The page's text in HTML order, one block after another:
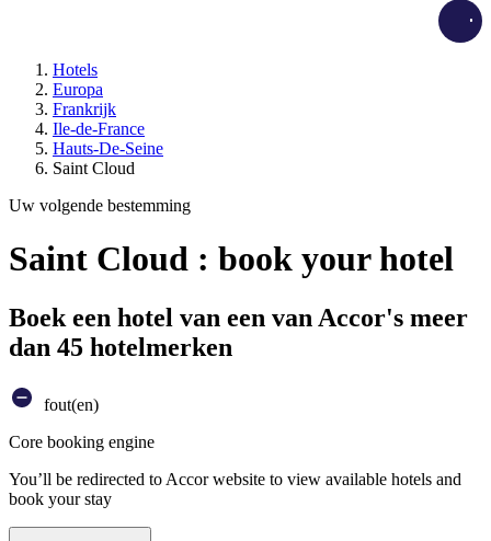
Hotels
Europa
Frankrijk
Ile-de-France
Hauts-De-Seine
Saint Cloud
Uw volgende bestemming
Saint Cloud : book your hotel
Boek een hotel van een van Accor's meer
dan 45 hotelmerken
fout(en)
Core booking engine
You’ll be redirected to Accor website to view available hotels and
book your stay